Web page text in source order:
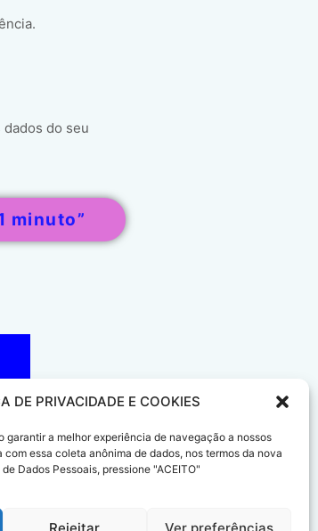
DE PRIVACIDADE E COOKIES
garantir a melhor experiência de navegação a nossos
essa coleta anônima de dados, nos termos da nova
Dados Pessoais, pressione "ACEITO"
Rejeitar Ver preferências
do seu
minuto”